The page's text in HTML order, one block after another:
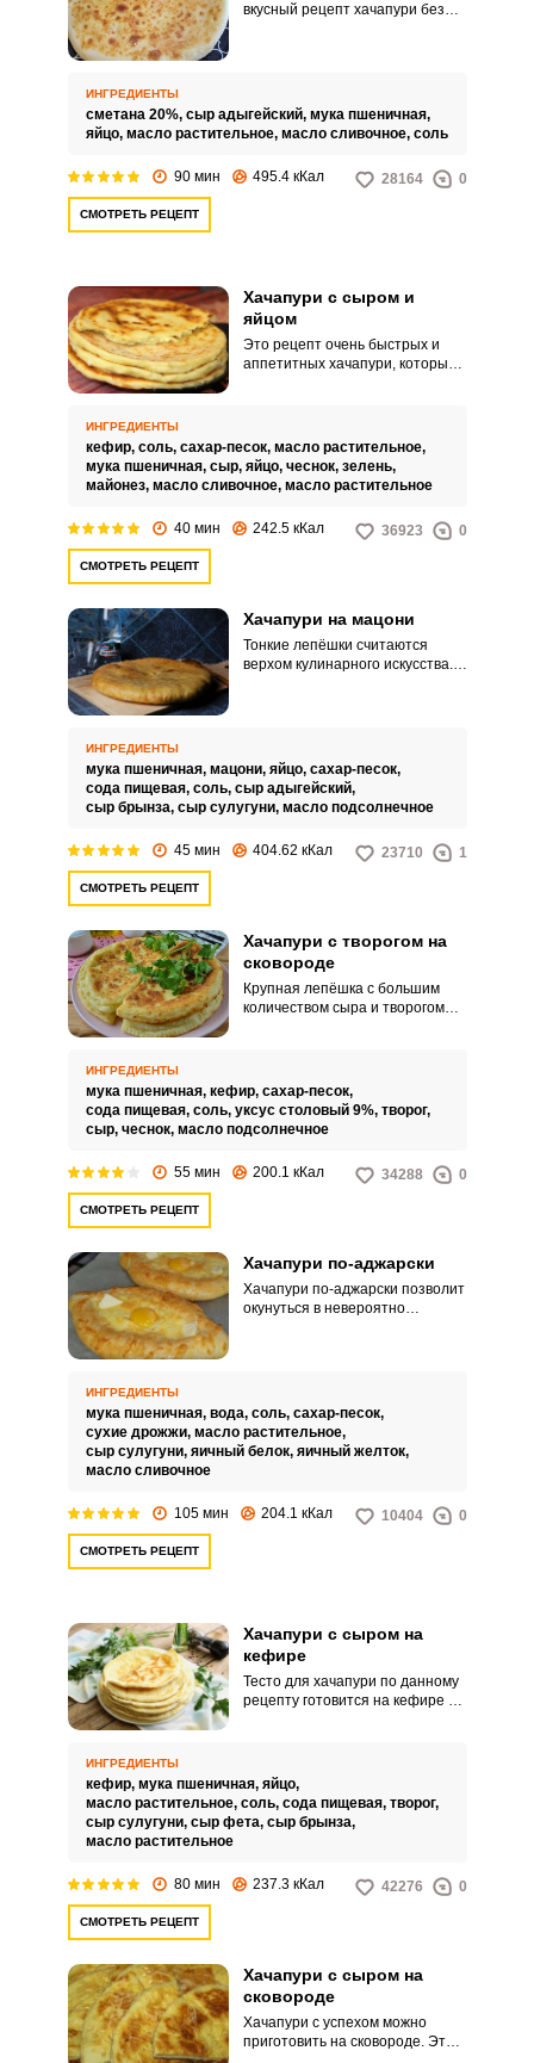
вкусный рецепт хачапури без
ИНГРЕДИЕНТЫ
сметана 20%, сыр адыгейский, мука пшеничная,
яйцо, масло растительное, масло сливочное, соль
90 мин 495.4 кКал 28164 0
СМОТРЕТЬ РЕЦЕПТ
Хачапури с сыром и
яйцом
Это рецепт очень быстрых и
аппетитных хачапури, которые
ИНГРЕДИЕНТЫ
кефир, соль, сахар-песок, масло растительное,
мука пшеничная, сыр, яйцо, чеснок, зелень,
майонез, масло сливочное, масло растительное
40 мин 242.5 кКал 36923 0
СМОТРЕТЬ РЕЦЕПТ
Хачапури на мацони
Тонкие лепёшки считаются
верхом кулинарного искусства.
ИНГРЕДИЕНТЫ
мука пшеничная, мацони, яйцо, сахар-песок,
сода пищевая, соль, сыр адыгейский,
сыр брынза, сыр сулугуни, масло подсолнечное
45 мин 404.62 кКал 23710 1
СМОТРЕТЬ РЕЦЕПТ
Хачапури с творогом на
сковороде
Крупная лепёшка с большим
количеством сыра и творогом
блюдо готовится не сложно и не
долго.
ИНГРЕДИЕНТЫ
мука пшеничная, кефир, сахар-песок,
сода пищевая, соль, уксус столовый 9%, творог,
сыр, чеснок, масло подсолнечное
55 мин 200.1 кКал 34288 0
СМОТРЕТЬ РЕЦЕПТ
Хачапури по-аджарски
Хачапури по-аджарски позволит
окунуться в невероятно
маслом – все это в одном
кусочке дает праздник вкуса и
удовольствия.
ИНГРЕДИЕНТЫ
мука пшеничная, вода, соль, сахар-песок,
сухие дрожжи, масло растительное,
сыр сулугуни, яичный белок, яичный желток,
масло сливочное
105 мин 204.1 кКал 10404 0
СМОТРЕТЬ РЕЦЕПТ
Хачапури с сыром на
кефире
Тесто для хачапури по данному
рецепту готовится на кефире с
имеем очень нежную,
насыщенную начинку, которая
тянется при разломе и просто
тает во рту.
ИНГРЕДИЕНТЫ
кефир, мука пшеничная, яйцо,
масло растительное, соль, сода пищевая, творог,
сыр сулугуни, сыр фета, сыр брынза,
масло растительное
80 мин 237.3 кКал 42276 0
СМОТРЕТЬ РЕЦЕПТ
Хачапури с сыром на
сковороде
Хачапури с успехом можно
приготовить на сковороде. Это